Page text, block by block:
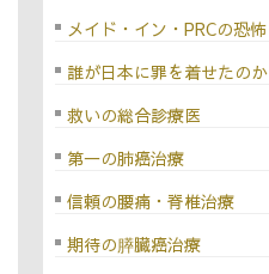
メイド・イン・PRCの恐怖
誰が日本に罪を着せたのか
救いの総合診療医
第一の肺癌治療
信頼の腰痛・脊椎治療
期待の膵臓癌治療